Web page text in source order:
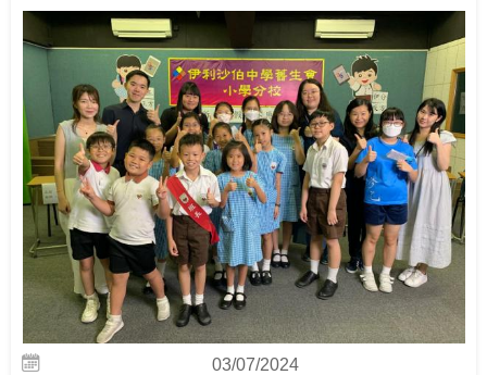
03/07/2024